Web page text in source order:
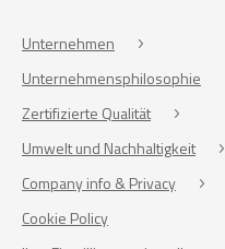
Unternehmen
Unternehmensphilosophie
Zertifizierte Qualität
Umwelt und Nachhaltigkeit
Company info & Privacy
Cookie Policy